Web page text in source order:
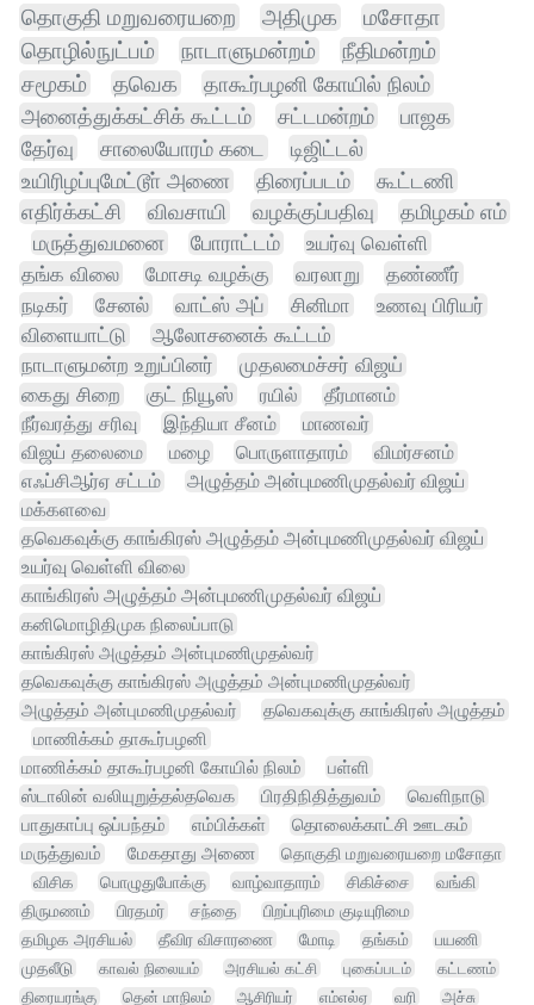
தொகுதி மறுவரையறை
அதிமுக
மசோதா
தொழில்நுட்பம்
நாடாளுமன்றம் நீதிமன்றம்
சமூகம் தவெக
தாகூர்பழனி கோயில் நிலம்
அனைத்துக்கட்சிக் கூட்டம்
சட்டமன்றம்
பாஜக
தேர்வு
சாலையோரம் கடை டிஜிட்டல்
உயிரிழப்புமேட்டூா் அணை திரைப்படம்
கூட்டணி
எதிர்க்கட்சி
விவசாயி வழக்குப்பதிவு
தமிழகம் எம்
மருத்துவமனை
போராட்டம்
உயர்வு வெள்ளி
தங்க விலை
மோசடி வழக்கு வரலாறு
தண்ணீர்
நடிகர்
சேனல் வாட்ஸ் அப் சினிமா
உணவு பிரியர்
விளையாட்டு
ஆலோசனைக் கூட்டம்
நாடாளுமன்ற உறுப்பினர்
முதலமைச்சர் விஜய்
கைது சிறை
குட் நியூஸ் ரயில்
தீர்மானம்
நீர்வரத்து சரிவு
இந்தியா சீனம்
மாணவர்
விஜய் தலைமை
மழை பொருளாதாரம்
விமர்சனம்
எஃப்சிஆர்ஏ சட்டம்
அழுத்தம் அன்புமணிமுதல்வர் விஜய்
மக்களவை
தவெகவுக்கு காங்கிரஸ் அழுத்தம் அன்புமணிமுதல்வர் விஜய்
உயர்வு வெள்ளி விலை
காங்கிரஸ் அழுத்தம் அன்புமணிமுதல்வர் விஜய்
கனிமொழிதிமுக நிலைப்பாடு
காங்கிரஸ் அழுத்தம் அன்புமணிமுதல்வர்
தவெகவுக்கு காங்கிரஸ் அழுத்தம் அன்புமணிமுதல்வர்
அழுத்தம் அன்புமணிமுதல்வர்
தவெகவுக்கு காங்கிரஸ் அழுத்தம்
மாணிக்கம் தாகூர்பழனி
மாணிக்கம் தாகூர்பழனி கோயில் நிலம்
பள்ளி
ஸ்டாலின் வலியுறுத்தல்தவெக
பிரதிநிதித்துவம்
வெளிநாடு
பாதுகாப்பு ஒப்பந்தம்
எம்பிக்கள்
தொலைக்காட்சி ஊடகம்
மருத்துவம்
மேகதாது அணை
தொகுதி மறுவரையறை மசோதா
விசிக
பொழுதுபோக்கு வாழ்வாதாரம் சிகிச்சை
வங்கி
திருமணம்
பிரதமர் சந்தை
பிறப்புரிமை குடியுரிமை
தமிழக அரசியல்
தீவிர விசாரணை மோடி தங்கம்
பயணி
முதலீடு
காவல் நிலையம் அரசியல் கட்சி புகைப்படம்
கட்டணம்
திரையரங்கு
தென் மாநிலம் ஆசிரியர் எம்எல்ஏ வரி அச்சு